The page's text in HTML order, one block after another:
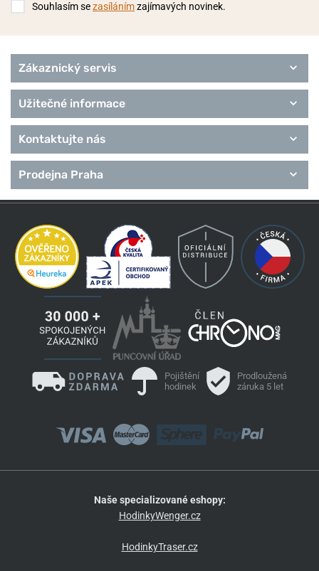
Souhlasím sezasílánímzajímavých novinek.
Zákaznický servis
Užitečné informace
Kontaktujte nás
Prodejna Praha
Pojištění
hodinek
Prodloužená
záruka 5 let
Naše specializované eshopy:
HodinkyWenger.cz
HodinkyTraser.cz